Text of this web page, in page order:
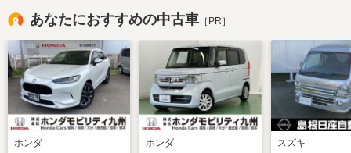
あなたにおすすめの中古車 ［PR］
ホンダ ホンダ スズキ